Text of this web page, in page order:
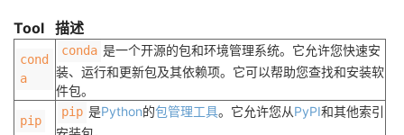
Tool 描述
cond
a
conda 是一个开源的包和环境管理系统。它允许您快速安
装、运行和更新包及其依赖项。它可以帮助您查找和安装软
件包。
pip
pip 是Python的包管理工具。它允许您从PyPI和其他索引